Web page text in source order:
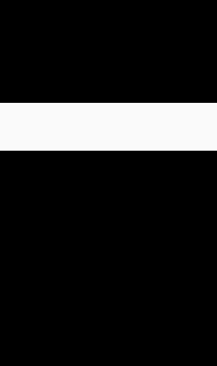
すパスワード変更よ
続きください。
きません。